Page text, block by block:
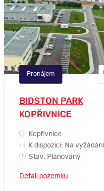
BIDSTON PARK
KOPŘIVNICE
Kopřivnice
K dispozici: Na vyžádání
Stav: Plánovaný
Detail pozemku
Pronájem